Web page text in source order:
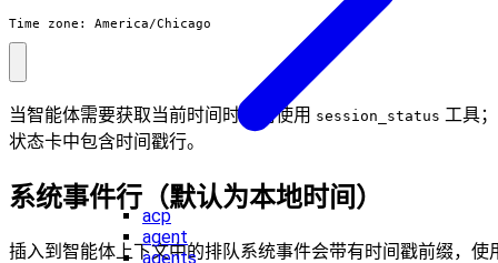
acp
agent
agents
Time zone: America/Chicago
当智能体需要获取当前时间时，请使用 session_status 工具；
状态卡中包含时间戳行。
系统事件行（默认为本地时间）
插入到智能体上下文中的排队系统事件会带有时间戳前缀，使